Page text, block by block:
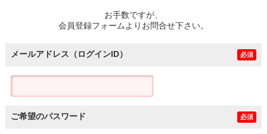
お手数ですが、
会員登録フォームよりお問合せ下さい。
メールアドレス（ログインID） 必須
ご希望のパスワード 必須